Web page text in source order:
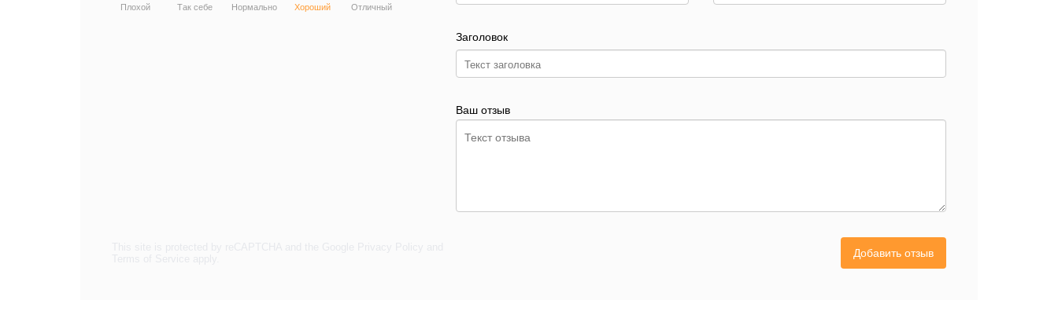
Плохой Так себе Нормально Хороший Отличный
Заголовок
Ваш отзыв
Добавить отзыв